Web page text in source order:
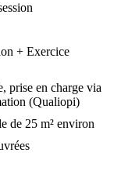
+ Exercice
prise en charge via
(Qualiopi)
de 25 m² environ